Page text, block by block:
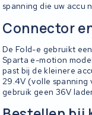
spanning die uw accu
Connector
De Fold-e gebruikt
Sparta e-motion
past bij de kleinere
29.4V (volle spanning
gebruik geen 36V